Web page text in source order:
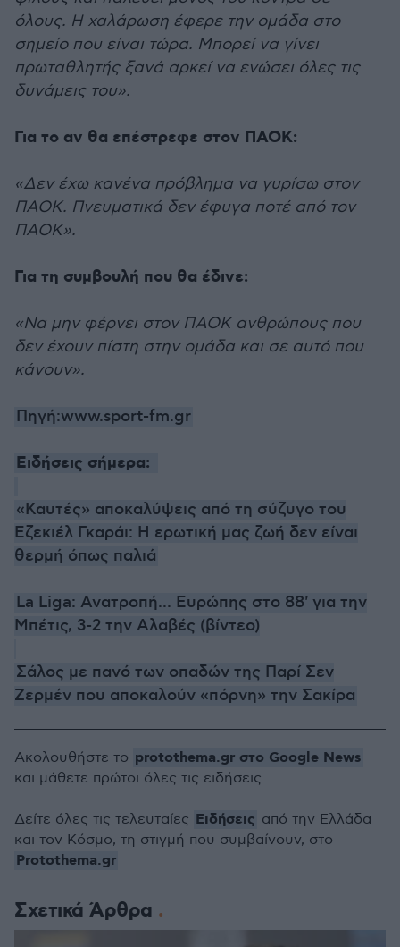
όλους. Η χαλάρωση έφερε την ομάδα στο
σημείο που είναι τώρα. Μπορεί να γίνει
πρωταθλητής ξανά αρκεί να ενώσει όλες τις
δυνάμεις του».
Για το αν θα επέστρεφε στον ΠΑΟΚ:
«Δεν έχω κανένα πρόβλημα να γυρίσω στον
ΠΑΟΚ. Πνευματικά δεν έφυγα ποτέ από τον
ΠΑΟΚ».
Για τη συμβουλή που θα έδινε:
«Να μην φέρνει στον ΠΑΟΚ ανθρώπους που
δεν έχουν πίστη στην ομάδα και σε αυτό που
κάνουν».
Πηγή:www.sport-fm.gr
Ειδήσεις σήμερα:
«Καυτές» αποκαλύψεις από τη σύζυγο του
Εζεκιέλ Γκαράι: Η ερωτική μας ζωή δεν είναι
θερμή όπως παλιά
La Liga: Ανατροπή... Ευρώπης στο 88' για την
Μπέτις, 3-2 την Αλαβές (βίντεο)
Σάλος με πανό των οπαδών της Παρί Σεν
Ζερμέν που αποκαλούν «πόρνη» την Σακίρα
Σχετικά Άρθρα
Ακολουθήστε το protothema.gr στο Google News
και μάθετε πρώτοι όλες τις ειδήσεις
Δείτε όλες τις τελευταίες Ειδήσεις από την Ελλάδα
και τον Κόσμο, τη στιγμή που συμβαίνουν, στο
Protothema.gr